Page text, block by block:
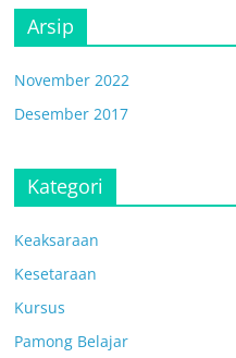
Arsip
November 2022
Desember 2017
Kategori
Keaksaraan
Kesetaraan
Kursus
Pamong Belajar